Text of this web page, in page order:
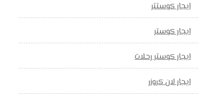
ايجار كوستتر
ايجار كوستر
ايجار كوستر رحلات
ايجار لان كروزر